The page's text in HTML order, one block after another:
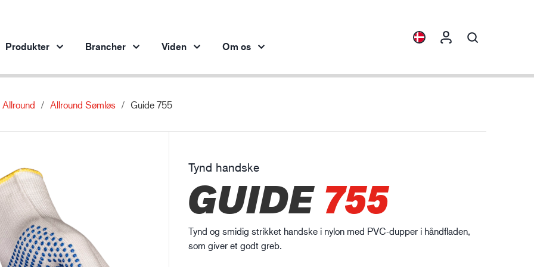
Produkter
Maskinindustrien
Olie- og gasindustrien
Bygge- og anlægsvirksomhed
Logistik
SPARX™
XLNT™
Brancher
Stålindustrien Maskinindustrien
Viden Om os
Allround Allround Sømløs Guide 755
Tynd handske
GUIDE755
Tynd og smidig strikket handske i nylon med PVC-dupper i håndfladen,
som giver et godt greb.